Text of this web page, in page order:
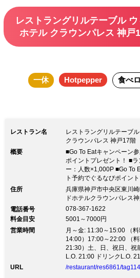
レストラングリルテーブル
ホテル クラウンパレス 神戸
一休 Hotpepper 食べ
レストラン名
レストラングリルテーブ
クラウンパレス 神戸17階
概要
■Go To Eatキャンペーン
ポイントプレゼント！ ■
ー：人数×1,000P ■Go To
ト予約でぐるなびポイン
×500P、ディナー：人数
リニューアル！気軽にリ
住所
兵庫県神戸市中央区東川
ドホテルクラウンパレス
電話番号
078-367-1622
料金目安
5001～7000円
営業時間
月～金: 11:30～15:00 （
14:00）17:00～22:00 （
21:30）土、日、祝日、祝
L.O. 21:00 ドリンクL.O.
URL
/restaurant/res6861/